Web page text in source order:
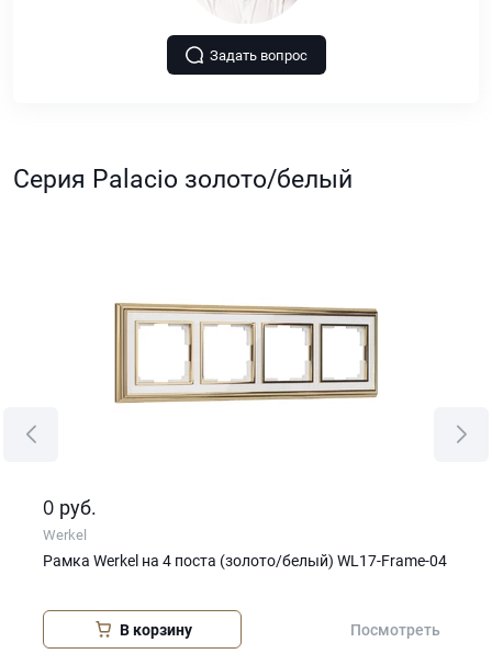
Задать вопрос
Серия Palacio золото/белый
0 руб.
Werkel
Рамка Werkel на 4 поста (золото/белый) WL17-Frame-04
В корзину Посмотреть